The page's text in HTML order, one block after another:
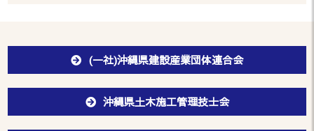
(一社)沖縄県建設産業団体連合会
沖縄県土木施工管理技士会